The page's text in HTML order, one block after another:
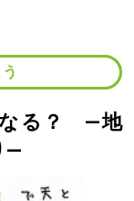
なる？ ―地
―